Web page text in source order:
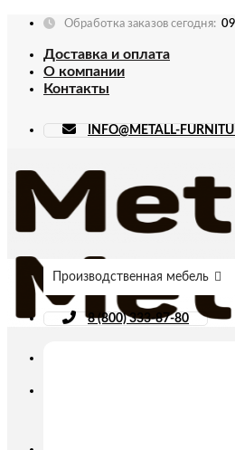
Skip
content
Обработка заказов сегодня:
Доставка и оплата
О компании
Контакты
INFO@METALL-
Производственная мебель
8 (800) 333-87-80